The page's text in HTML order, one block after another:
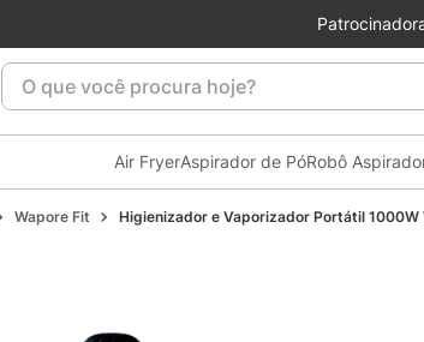
O que você procura hoje?
Air FryerAspirador de PóRobô
Wapore Fit Higienizador e Vaporizador Portátil 1000W